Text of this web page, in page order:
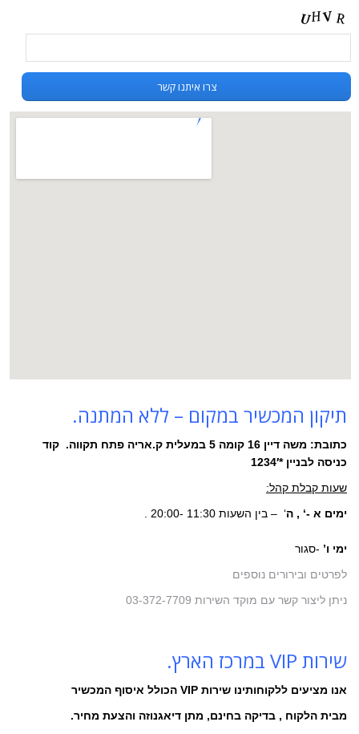
תיקון המכשיר במקום – ללא המתנה.
כתובת: משה דיין 16 קומה 5 במעלית ק.אריה פתח תקווה. קוד
כניסה לבניין *1234′
שעות קבלת קהל:
ימים א -‘ , ה‘ – בין השעות 11:30 -20:00 .
ימי ו’ -סגור
לפרטים ובירורים נוספים
ניתן ליצור קשר עם מוקד השירות 03-372-7709
שירות VIP במרכז הארץ.
אנו מציעים ללקוחותינו שירות VIP הכולל איסוף המכשיר
מבית הלקוח , בדיקה בחינם, מתן דיאגנוזה והצעת מחיר.